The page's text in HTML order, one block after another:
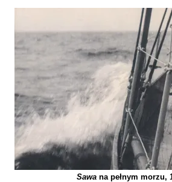
Sawa na pełnym morzu,